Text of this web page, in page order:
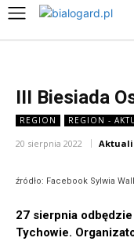
III Biesiada
REGION REGION -
20 sierpnia 2022
źródło: Facebook Sylwia
27 sierpnia
Tychowie.